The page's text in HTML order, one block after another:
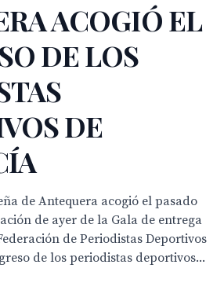
ACOGIÓ EL
DE LOS
DE
de Antequera acogió el pasado
de ayer de la Gala de entrega
de Periodistas Deportivos
de los periodistas deportivos...